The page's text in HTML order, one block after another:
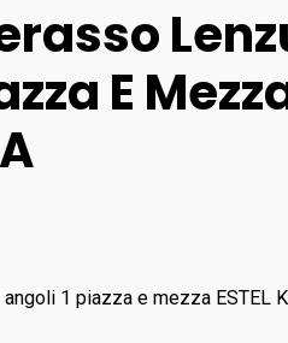
E
1 piazza e mezza ESTEL